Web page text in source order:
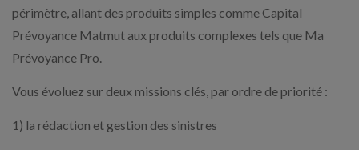
périmètre, allant des produits simples comme Capital
Prévoyance Matmut aux produits complexes tels que Ma
Prévoyance Pro.
Vous évoluez sur deux missions clés, par ordre de priorité :
1) la rédaction et gestion des sinistres